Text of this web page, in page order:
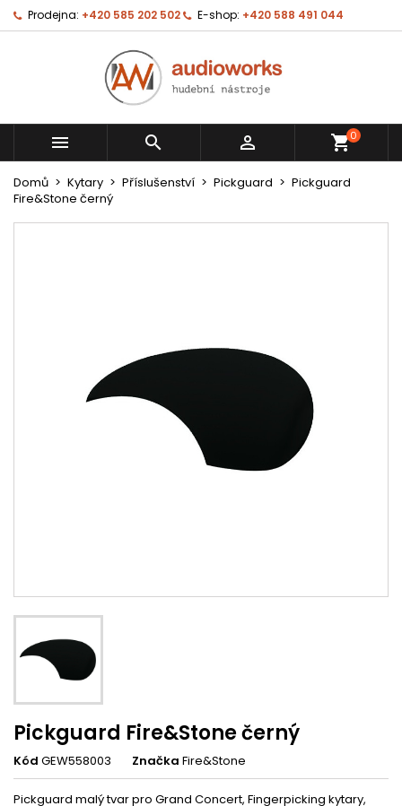
Prodejna: +420 585 202 502 E-shop: +420 588 491 044
   shopping_cart0
Domů Kytary Příslušenství Pickguard
Pickguard
Fire&Stone černý
Pickguard Fire&Stone černý
Kód GEW558003 Značka Fire&Stone
Pickguard malý tvar pro Grand Concert, Fingerpicking kytary,